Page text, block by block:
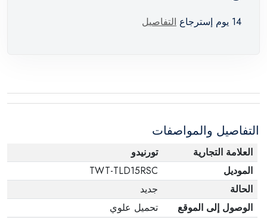
14 يوم إسترجاع التفاصيل
التفاصيل والمواصفات
العلامة التجارية
تورنيدو
الموديل
TWT-TLD15RSC
الحالة
جديد
الوصول إلى الموقع
تحميل علوي